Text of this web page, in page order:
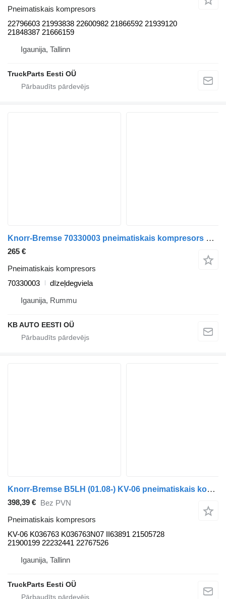
Pneimatiskais kompresors
22796603 21993838 22600982 21866592 21939120
21848387 21666159
Igaunija, Tallinn
TruckParts Eesti OÜ
Knorr-Bremse 70330003 pneimatiskais kompresors paredzēts Volvo FH12, FH16, NH12, FH, VNL780 (1993-2014) kravas automašīnas
265 €
Pneimatiskais kompresors
70330003
dīzeļdegviela
Igaunija, Rummu
KB AUTO EESTI OÜ
Knorr-Bremse B5LH (01.08-) KV-06 pneimatiskais kompresors paredzēts Volvo B5LH, B0E (2008-) autobusa
398,39 € Bez PVN
Pneimatiskais kompresors
KV-06 K036763 K036763N07 II63891 21505728
21900199 22232441 22767526
Igaunija, Tallinn
TruckParts Eesti OÜ